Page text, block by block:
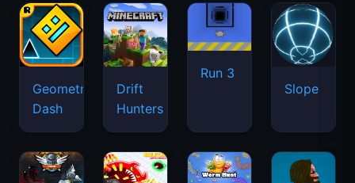
Geometry
Dash
Drift
Hunters
Run 3
Slope